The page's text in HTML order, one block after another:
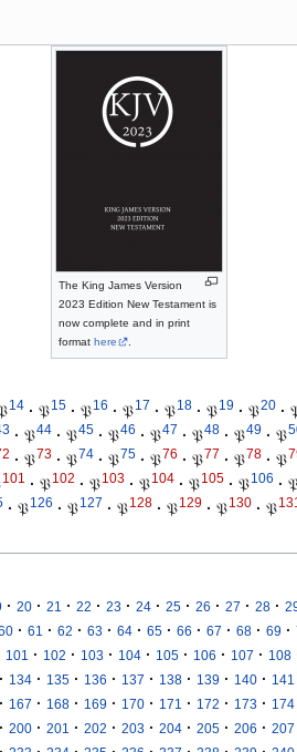
The King James Version
2023 Edition New Testament is
now complete and in print
format here .
14 · 𝔓15 · 𝔓16 · 𝔓17 · 𝔓18 · 𝔓19 · 𝔓20 ·
· 𝔓44 · 𝔓45 · 𝔓46 · 𝔓47 · 𝔓48 · 𝔓49 · 𝔓
· 𝔓73 · 𝔓74 · 𝔓75 · 𝔓76 · 𝔓77 · 𝔓78 · 𝔓
101 · 𝔓102 · 𝔓103 · 𝔓104 · 𝔓105 · 𝔓106 ·
· 𝔓126 · 𝔓127 · 𝔓128 · 𝔓129 · 𝔓130 · 𝔓
· 20 · 21 · 22 · 23 · 24 · 25 · 26 · 27 · 28 ·
· 61 · 62 · 63 · 64 · 65 · 66 · 67 · 68 · 69 ·
101 · 102 · 103 · 104 · 105 · 106 · 107 · 108
· 134 · 135 · 136 · 137 · 138 · 139 · 140 · 141
· 167 · 168 · 169 · 170 · 171 · 172 · 173 · 174
· 200 · 201 · 202 · 203 · 204 · 205 · 206 · 207